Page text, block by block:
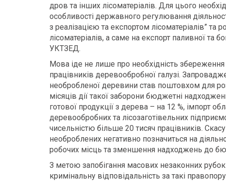
дров та інших лісоматеріалів. Для цього
особливості державного регулювання
з реалізацією та експортом лісоматеріалів”
лісоматеріалів, а саме на експорт паливної
УКТЗЕД.
Мова іде не лише про необхідність збереження
працівників деревообробної галузі.
необробленої деревини став поштовхом для
місяців дії такої заборони бюджетні
готової продукції з дерева – на 12 %, імпорт
деревообробних та лісозаготівельних
чисельністю більше 20 тисяч працівників.
необроблених негативно позначиться на
робочих місць та зменшення надходжень до
З метою запобігання масових незаконних
кримінальну відповідальність за такі